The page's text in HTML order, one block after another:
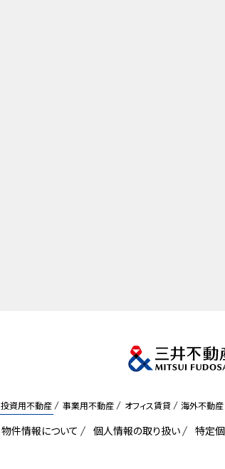
投資用不動産 事業用不動産 オフィス賃貸 海外不動産
物件情報について 個人情報の取り扱い 特定